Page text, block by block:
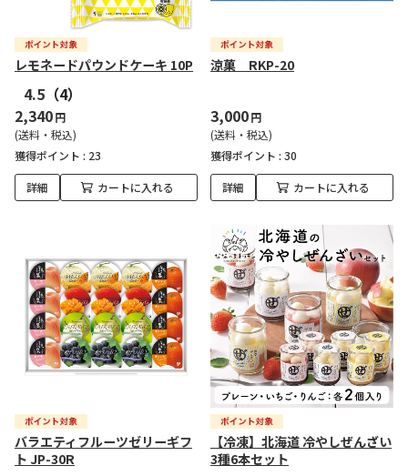
レモネードパウンドケーキ 10P
4.5 （4）
2,340円
(送料・税込)
獲得ポイント : 23
詳細 カートに入れる
涼菓 RKP-20
3,000円
(送料・税込)
獲得ポイント : 30
詳細 カートに入れる
バラエティフルーツゼリーギフ
ト JP-30R
【冷凍】北海道 冷やしぜんざい
3種6本セット